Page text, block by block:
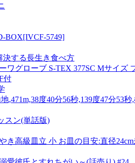
BOX[IVCF-5749]
決する長生き食べ方
ワグローブ S-TEX 377SC Mサイズ
付
,471m,38度40分56秒,139度47分53秒
スン(単話版)
き高級皿立 小 お皿の目安:直径